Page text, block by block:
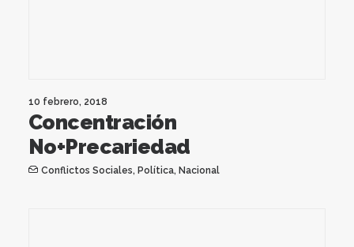
10 febrero, 2018
Concentración
No+Precariedad
Conflictos Sociales, Política, Nacional